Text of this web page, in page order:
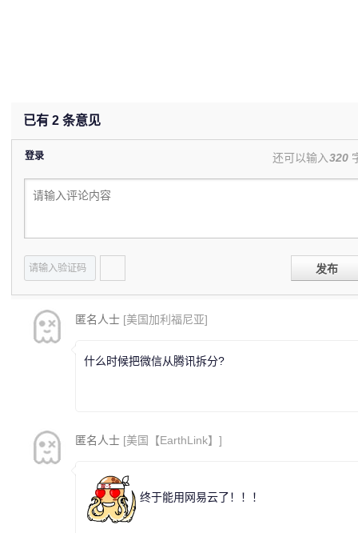
已有 2 条意见
登录 还可以输入320
发布
匿名人士 [美国加利福尼亚]
什么时候把微信从腾讯拆分?
匿名人士 [美国【EarthLink】]
终于能用网易云了！！！